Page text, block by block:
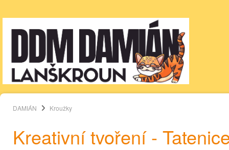
DAMIÁN Kroužky
Kreativní tvoření -